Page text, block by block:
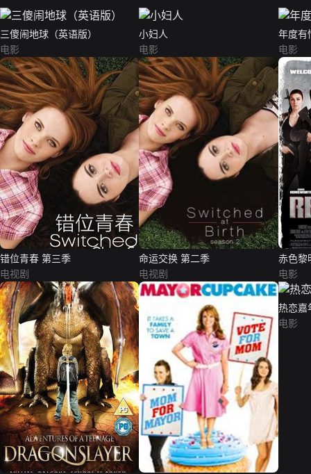
三傻闹地球（英语版）
电影
小妇人
电影
年度有
电影
错位青春 第三季
电视剧
命运交换 第二季
电视剧
赤色黎
电影
热恋嘉
电影